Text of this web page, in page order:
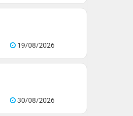
19/08/2026
30/08/2026